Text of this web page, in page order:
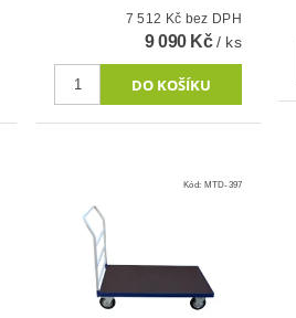
7 512 Kč bez DPH
9 090 Kč/ ks
Kód: MTD-397